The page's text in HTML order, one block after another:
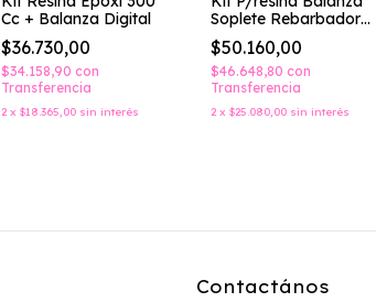
Cc + Balanza Digital
$36.730,00
$34.158,90 con
Transferencia
2 x $18.365,00 sin interés
Soplete Rebarbador
Taladro Manual Gas
$50.160,00
$46.648,80con
Transferencia
2 x$25.080,00 sin interés
Contactános